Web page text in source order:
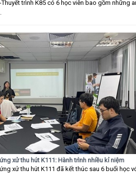
trình K85 có 6 học viên bao gồm những
xử thu hút K111: Hành trình nhiều kỉ niệm
xử thu hút K111 đã kết thúc sau 6 buổi học